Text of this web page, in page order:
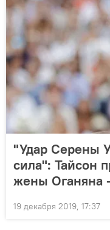
"Удар Серены
сила": Тайсон
жены Оганяна
19 декабря 2019, 17:37